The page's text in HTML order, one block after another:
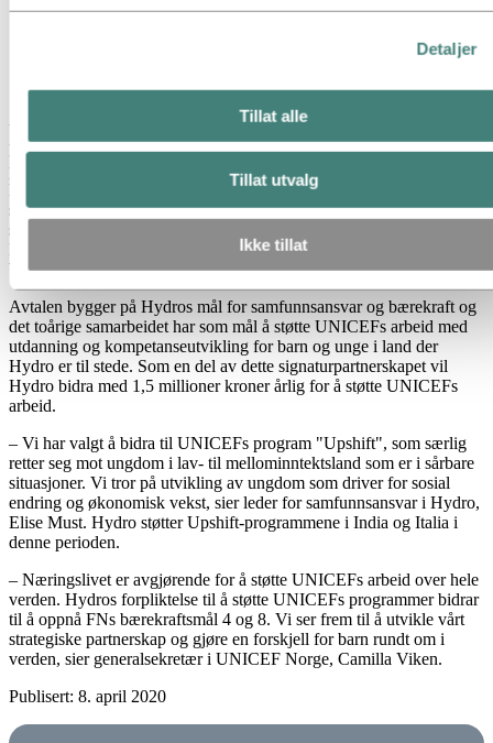
Detaljer
Tillat alle
Tillat utvalg
Ikke tillat
Foto: UNICEF
UNICEF er til stede i over 190 land og områder for å redde barns
liv, for å forsvare barns rettigheter og for å hjelpe dem med å nå sitt
potensial – fra tidlig barndom til ungdom. Fokus på utdanning og
kompetanseutvikling er kjernen i Hydros strategi for
samfunnsansvar og samsvarer med flere av UNICEFs
satsingsområder. Dette styrkes av UNICEFs globale nærvær og
Hydros internasjonale tilstedeværelse, og har vært viktige drivere
bak dette partnerskapet.
Avtalen bygger på Hydros mål for samfunnsansvar og bærekraft og
det toårige samarbeidet har som mål å støtte UNICEFs arbeid med
utdanning og kompetanseutvikling for barn og unge i land der
Hydro er til stede. Som en del av dette signaturpartnerskapet vil
Hydro bidra med 1,5 millioner kroner årlig for å støtte UNICEFs
arbeid.
– Vi har valgt å bidra til UNICEFs program "Upshift", som særlig
retter seg mot ungdom i lav- til mellominntektsland som er i sårbare
situasjoner. Vi tror på utvikling av ungdom som driver for sosial
endring og økonomisk vekst, sier leder for samfunnsansvar i Hydro,
Elise Must. Hydro støtter Upshift-programmene i India og Italia i
denne perioden.
– Næringslivet er avgjørende for å støtte UNICEFs arbeid over hele
verden. Hydros forpliktelse til å støtte UNICEFs programmer bidrar
til å oppnå FNs bærekraftsmål 4 og 8. Vi ser frem til å utvikle vårt
strategiske partnerskap og gjøre en forskjell for barn rundt om i
verden, sier generalsekretær i UNICEF Norge, Camilla Viken.
Publisert: 8. april 2020